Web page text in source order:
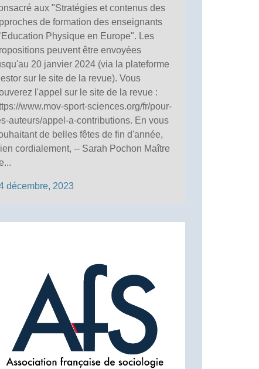
aux "Stratégies et contenus des
de formation des enseignants
Physique en Europe". Les
peuvent être envoyées
20 janvier 2024 (via la plateforme
sur le site de la revue). Vous
l'appel sur le site de la revue :
www.mov-sport-sciences.org/fr/pour-
auteurs/appel-a-contributions. En vous
de belles fêtes de fin d'année,
cordialement, -- Sarah Pochon Maître
décembre, 2023